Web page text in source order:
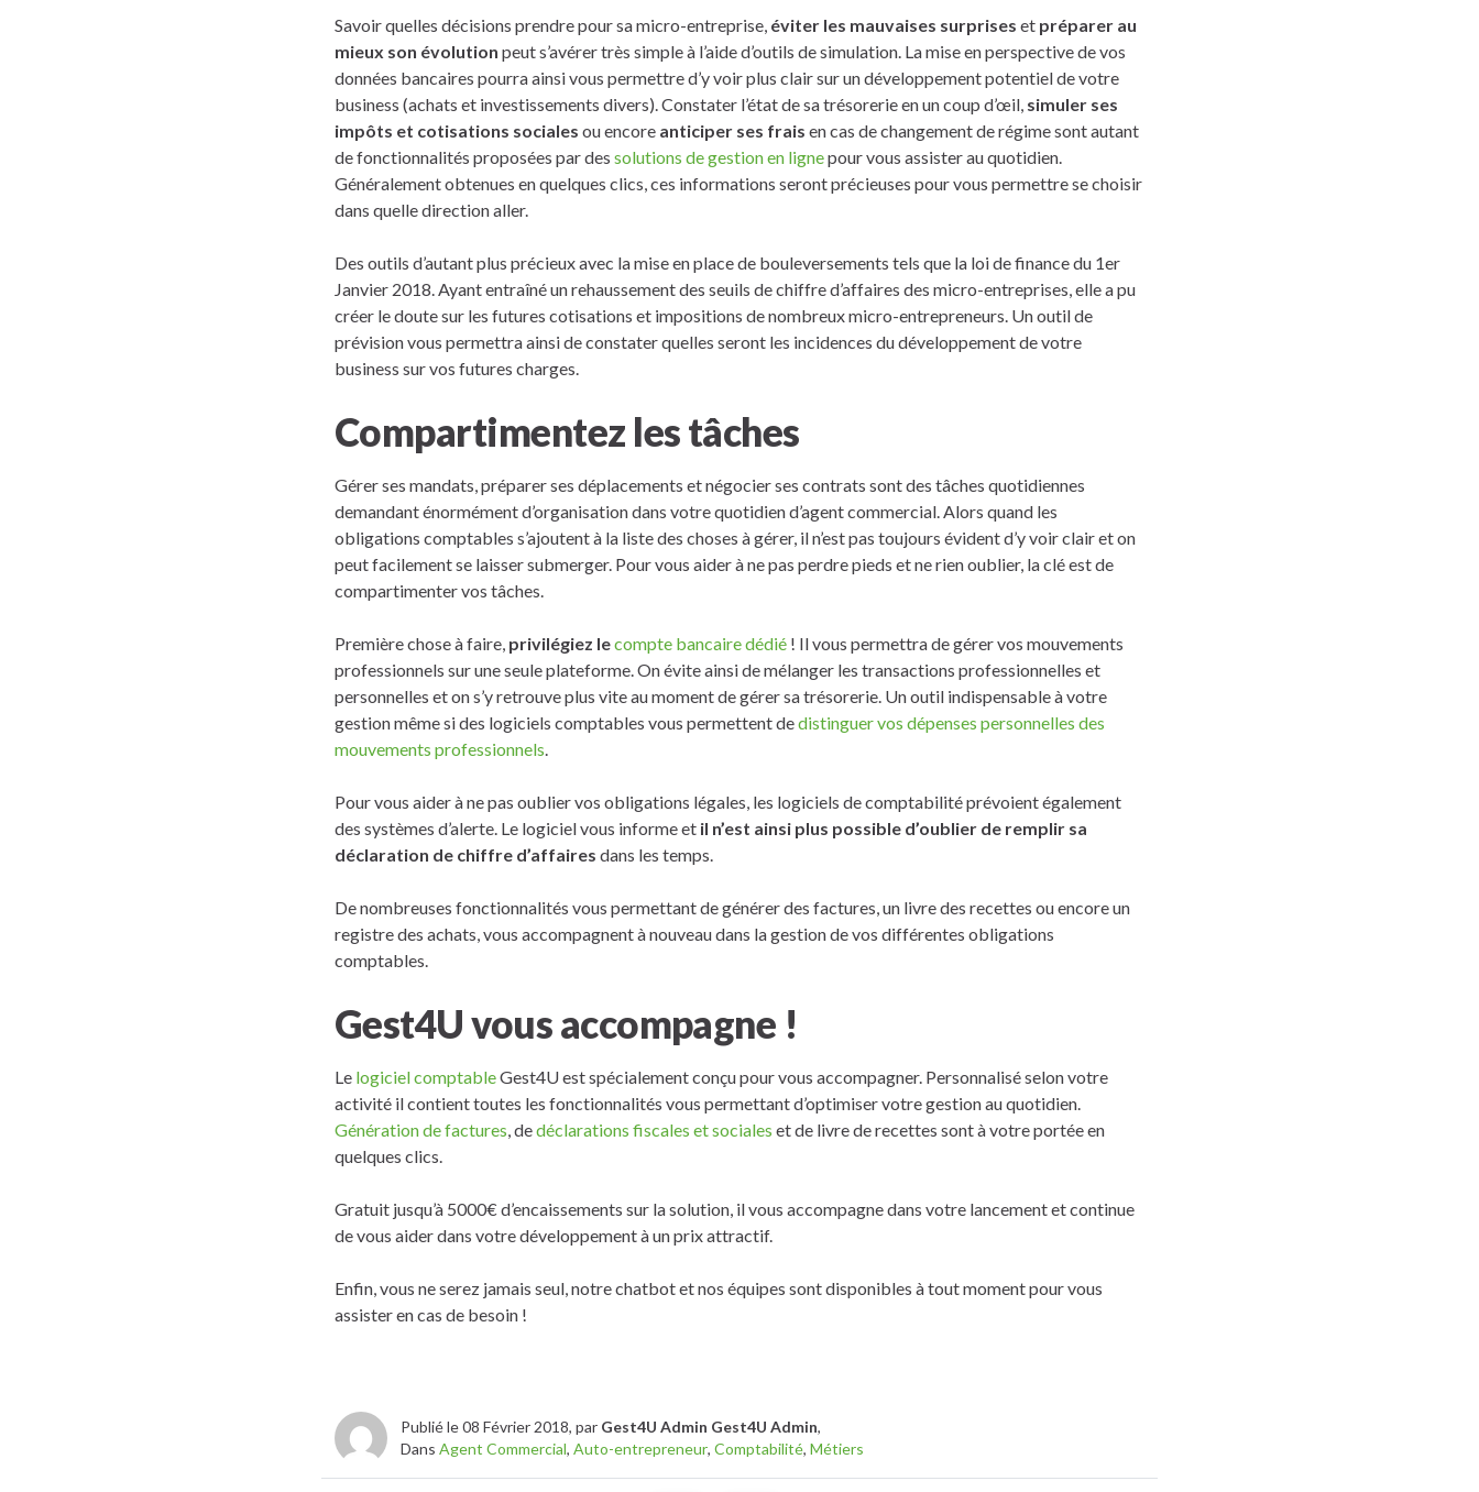
Savoir quelles décisions prendre pour sa micro-entreprise, éviter les mauvaises surprises et préparer au
mieux son évolution peut s’avérer très simple à l’aide d’outils de simulation. La mise en perspective de vos
données bancaires pourra ainsi vous permettre d’y voir plus clair sur un développement potentiel de votre
business (achats et investissements divers). Constater l’état de sa trésorerie en un coup d’œil, simuler ses
impôts et cotisations sociales ou encore anticiper ses frais en cas de changement de régime sont autant
de fonctionnalités proposées par des solutions de gestion en lignepour vous assister au quotidien.
Généralement obtenues en quelques clics, ces informations seront précieuses pour vous permettre se choisir
dans quelle direction aller.
Des outils d’autant plus précieux avec la mise en place de bouleversements tels que la loi de finance du 1er
Janvier 2018. Ayant entraîné un rehaussement des seuils de chiffre d’affaires des micro-entreprises, elle a pu
créer le doute sur les futures cotisations et impositions de nombreux micro-entrepreneurs. Un outil de
prévision vous permettra ainsi de constater quelles seront les incidences du développement de votre
business sur vos futures charges.
Compartimentez les tâches
Gérer ses mandats, préparer ses déplacements et négocier ses contrats sont des tâches quotidiennes
demandant énormément d’organisation dans votre quotidien d’agent commercial. Alors quand les
obligations comptables s’ajoutent à la liste des choses à gérer, il n’est pas toujours évident d’y voir clair et on
peut facilement se laisser submerger. Pour vous aider à ne pas perdre pieds et ne rien oublier, la clé est de
compartimenter vos tâches.
Première chose à faire, privilégiez lecompte bancaire dédié ! Il vous permettra de gérer vos mouvements
professionnels sur une seule plateforme. On évite ainsi de mélanger les transactions professionnelles et
personnelles et on s’y retrouve plus vite au moment de gérer sa trésorerie. Un outil indispensable à votre
gestion même si des logiciels comptables vous permettent dedistinguer vos dépenses personnelles des
mouvements professionnels
Pour vous aider à ne pas oublier vos obligations légales, les logiciels de comptabilité prévoient également
des systèmes d’alerte. Le logiciel vous informe et il n’est ainsi plus possible d’oublier de remplir sa
déclaration de chiffre d’affaires dans les temps.
De nombreuses fonctionnalités vous permettant de générer des factures, un livre des recettes ou encore un
registre des achats, vous accompagnent à nouveau dans la gestion de vos différentes obligations
comptables.
Gest4U vous accompagne !
Le logiciel comptableGest4U est spécialement conçu pour vous accompagner. Personnalisé selon votre
activité il contient toutes les fonctionnalités vous permettant d’optimiser votre gestion au quotidien.
Génération de factures , dedéclarations fiscales et sociales et de livre de recettes sont à votre portée en
quelques clics.
Gratuit jusqu’à 5000€ d’encaissements sur la solution, il vous accompagne dans votre lancement et continue
de vous aider dans votre développement à un prix attractif.
Enfin, vous ne serez jamais seul, notre chatbot et nos équipes sont disponibles à tout moment pour vous
assister en cas de besoin !
Publié le 08 Février 2018, par Gest4U Admin Gest4U Admin,
Dans Agent Commercial, Auto-entrepreneur, Comptabilité, Métiers